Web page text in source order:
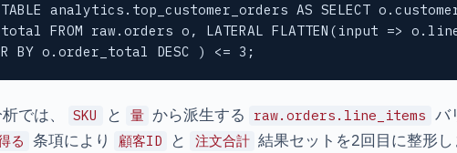
TABLE analytics.top_customer_orders AS SELECT
FROM raw.orders o, LATERAL FLATTEN(input =>
BY o.order_total DESC ) <= 3;
では、 SKU と 量 から派生する raw.orders.line_items バ
る 条項により 顧客ID と 注文合計 結果セットを2回目に整形